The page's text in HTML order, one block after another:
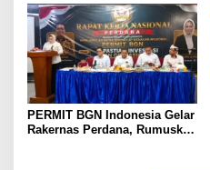
PERMIT BGN Indonesia Gelar
Rakernas Perdana, Rumuskan